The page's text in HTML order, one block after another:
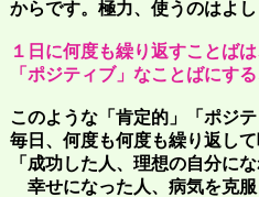
からです。極力、使うのはよ
１日に何度も繰り返すことば
「ポジティブ」なことばにす
このような「肯定的」「ポジ
毎日、何度も何度も繰り返し
「成功した人、理想の自分に
幸せになった人、病気を克服